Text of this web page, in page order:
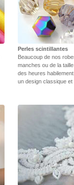
Perles scintillantes
Beaucoup de nos
manches ou de la
des heures
un design classique